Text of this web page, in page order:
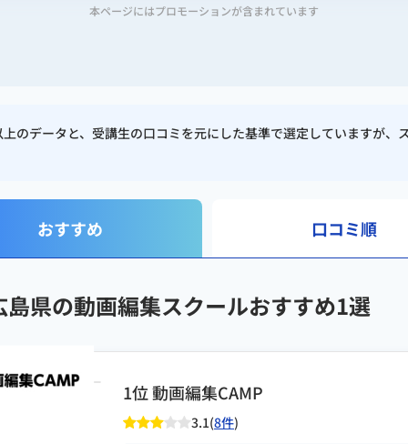
本ページにはプロモーションが含まれています
のデータと、受講生の口コミを元にした基準で選定していますが
おすすめ 口コミ順
島県の動画編集スクールおすすめ1選
1位 動画編集CAMP
3.1(8件)